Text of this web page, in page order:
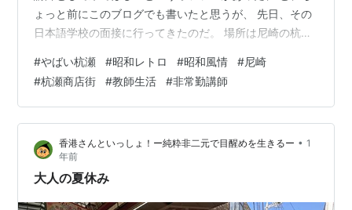
ょっと前にこのブログでも書いたと思うが、 先日、その
日本語学校の面接に行ってきたのだ。 場所は尼崎の杭瀬
の場末感にちょっとビビる。 ほとんどの商店はシャッタ
ーが下ろされ、 開いているのは、数件の鮮魚店や豆腐店
のみ…。 聞けば、店主の高齢化で、全て閉店したのだと
いう。 まるで、昭和のまま置き去りにされた町のよ
う…。 👆 昭和風情が残る街並み 香港の市場を思い出した
学校に併設されているカ…
#やばい杭瀬 #昭和レトロ #昭和風情 #尼崎
#杭瀬商店街 #教師生活 #非常勤講師
香港さんといっしょ！ー純粋非二元で目醒めを生きるー • 1
年前
大人の夏休み